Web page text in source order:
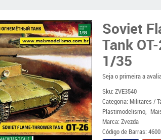
Soviet
Tank
1/35
Seja o primeira a
Sku:ZVE3540
Categoria: Militares /
Plastimodelismo
Marca:Zvezda
Código de Barras: